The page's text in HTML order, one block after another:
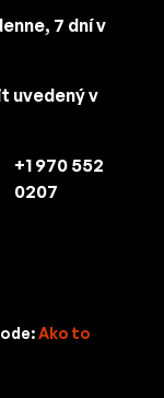
7 dní v
uvedený v
+1 970 552
0207
Ako to